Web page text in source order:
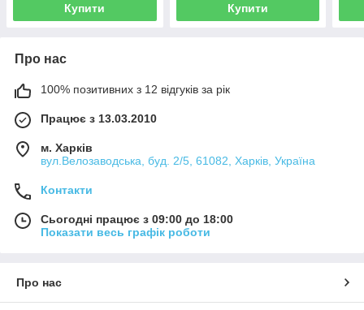
Купити Купити
Про нас
100% позитивних з 12 відгуків за рік
Працює з 13.03.2010
м. Харків
вул.Велозаводська, буд. 2/5, 61082, Харків, Україна
Контакти
Сьогодні працює з 09:00 до 18:00
Показати весь графік роботи
Про нас